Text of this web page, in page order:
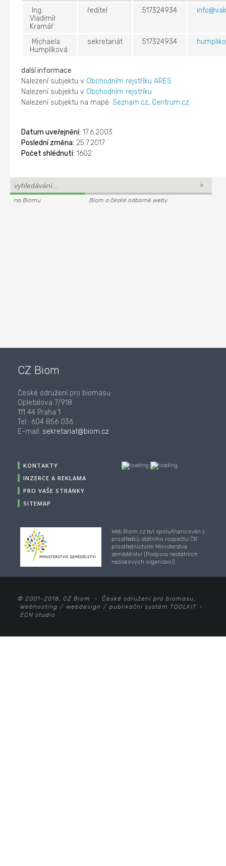
Ing.
Vladimír
Kramář
ředitel 517324934
Michaela
Humplíková
sekretariát 517324934
další informace
Nalezení subjektu v Obchodním rejstříku ARES
Nalezení subjektu v Obchodním rejstříku
Nalezení subjektu na mapě: Seznam.cz, Centrum.cz
Datum uveřejnění: 17.6.2003
Poslední změna: 25.7.2017
Počet shlédnutí: 1602
na Biomu Biom a české odborné weby
CZ Biom
České sdružení pro biomasu
Opletalova 7/918
111 44 Praha 1
Tel.: 604 856 036
E-mail: sekretariat@biom.cz
KONTAKTY
INZERCE A REKLAMA
PRO VAŠE STRÁNKY
SITEMAP
Web Biom.cz byl spolufinancován z
prostředků státního rozpočtu ČR
prostřednictvím Ministerstva
zemědělství (Podpora nestátních
neziskových organizací).
© 2001-2018, CZ Biom - České sdružení pro biomasu,
Webhosting / webdesign / publikační systém TOOLKIT -
ECN studio